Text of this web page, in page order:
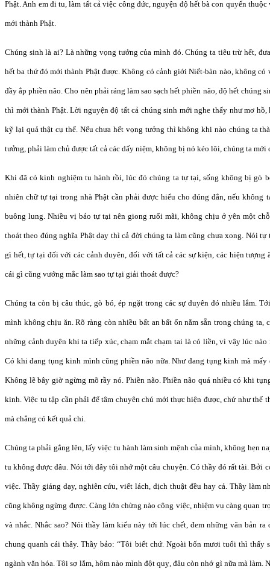
Phật. Anh em đi tu, làm tất cả việc công đức, nguyện độ hết bà con quyến thuộc
mới thành Phật.
Chúng sinh là ai? Là những vọng tưởng của mình đó. Chúng ta tiêu trừ hết,
hết ba thứ đó mới thành Phật được. Không có cảnh giới Niết-bàn nào, không
đầy ắp phiền não. Cho nên phải ráng làm sao sạch hết phiền não, độ hết chúng
thì mới thành Phật. Lời nguyện độ tất cả chúng sinh mới nghe thấy như mơ
kỹ lại quả thật cụ thể. Nếu chưa hết vọng tưởng thì không khi nào chúng ta
tưởng, phải làm chủ được tất cả các dấy niệm, không bị nó kéo lôi, chúng ta
Khi đã có kinh nghiệm tu hành rồi, lúc đó chúng ta tự tại, sống không bị gò
nhiên chữ tự tại trong nhà Phật cần phải được hiểu cho đúng đắn, nếu không
buông lung. Nhiều vị bảo tự tại nên giong ruổi mãi, không chịu ở yên một
thoát theo đúng nghĩa Phật dạy thì cả đời chúng ta làm cũng chưa xong. Nói
gì hết, tự tại đối với các cảnh duyên, đối với tất cả các sự kiện, các hiện
cái gì cũng vướng mắc làm sao tự tại giải thoát được?
Chúng ta còn bị câu thúc, gò bó, ép ngặt trong các sự duyên đó nhiều lắm.
mình không chịu ăn. Rõ ràng còn nhiều bất an bất ổn nằm sẵn trong chúng
những cảnh duyên khi ta tiếp xúc, chạm mắt chạm tai là có liền, vì vậy lúc
Có khi đang tụng kinh mình cũng phiền não nữa. Như đang tụng kinh mà
Không lẽ bây giờ ngừng mõ rầy nó. Phiền não. Phiền não quá nhiều có khi
kinh. Việc tu tập cần phải để tâm chuyên chú mới thực hiện được, chứ như thế
mà chẳng có kết quả chi.
Chúng ta phải gắng lên, lấy việc tu hành làm sinh mệnh của mình, không hẹn
tu không được đâu. Nói tới đây tôi nhớ một câu chuyện. Có thầy đó rất tài. Bởi
việc. Thầy giảng dạy, nghiên cứu, viết lách, dịch thuật đều hay cả. Thầy làm
cũng không ngừng được. Càng lớn chừng nào công việc, nhiệm vụ càng quan
và nhắc. Nhắc sao? Nói thầy làm kiểu này tới lúc chết, đem những văn bản ra
chung quanh cái thây. Thầy bảo: “Tôi biết chứ. Ngoài bốn mươi tuổi thì thấy
ngành văn hóa. Tôi sợ lắm, hôm nào mình đột quỵ, đâu còn nhớ gì nữa mà làm.